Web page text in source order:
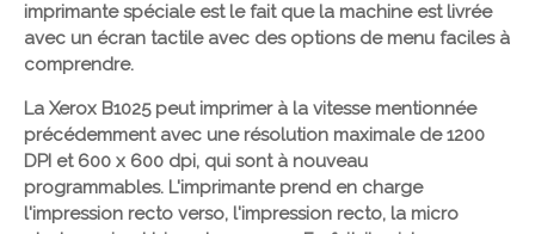
imprimante spéciale est le fait que la machine est livrée
avec un écran tactile avec des options de menu faciles à
comprendre.
La Xerox B1025 peut imprimer à la vitesse mentionnée
précédemment avec une résolution maximale de 1200
DPI et 600 x 600 dpi, qui sont à nouveau
programmables. L'imprimante prend en charge
l'impression recto verso, l'impression recto, la micro